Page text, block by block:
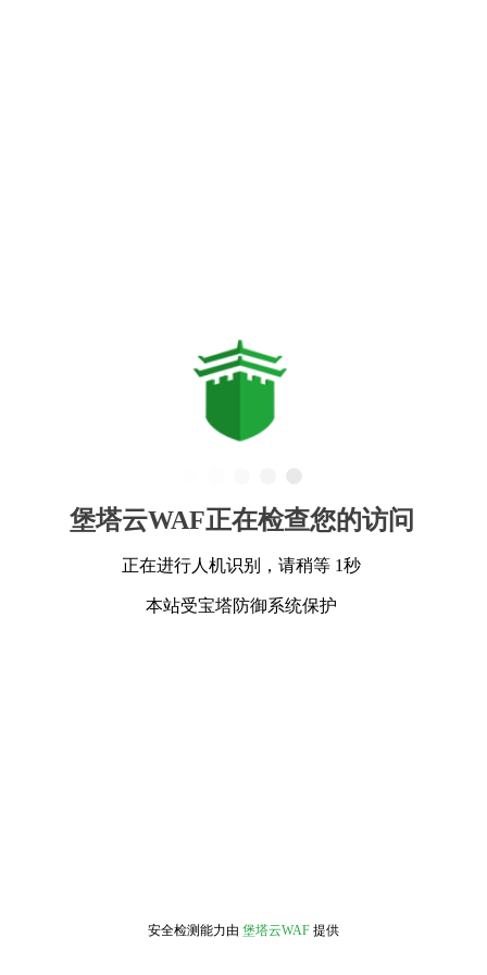
堡塔云WAF正在检查您的访问
正在进行人机识别，请稍等 1秒
本站受宝塔防御系统保护
安全检测能力由 堡塔云WAF 提供